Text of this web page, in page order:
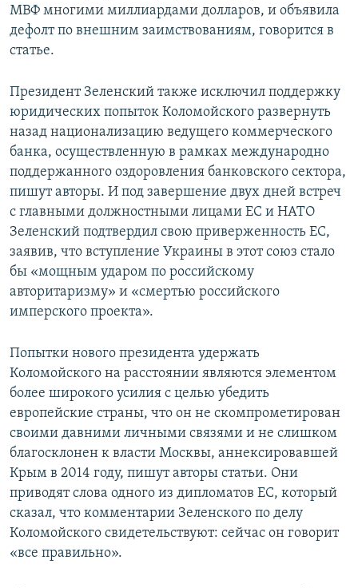
МВФ многими миллиардами долларов, и объявила
дефолт по внешним заимствованиям, говорится в
статье.
Президент Зеленский также исключил поддержку
юридических попыток Коломойского развернуть
назад национализацию ведущего коммерческого
банка, осуществленную в рамках международно
поддержанного оздоровления банковского сектора,
пишут авторы. И под завершение двух дней встреч
с главными должностными лицами ЕС и НАТО
Зеленский подтвердил свою приверженность ЕС,
заявив, что вступление Украины в этот союз стало
бы «мощным ударом по российскому
авторитаризму» и «смертью российского
имперского проекта».
Попытки нового президента удержать
Коломойского на расстоянии являются элементом
более широкого усилия с целью убедить
европейские страны, что он не скомпрометирован
своими давними личными связями и не слишком
благосклонен к власти Москвы, аннексировавшей
Крым в 2014 году, пишут авторы статьи. Они
приводят слова одного из дипломатов ЕС, который
сказал, что комментарии Зеленского по делу
Коломойского свидетельствуют: сейчас он говорит
«все правильно».